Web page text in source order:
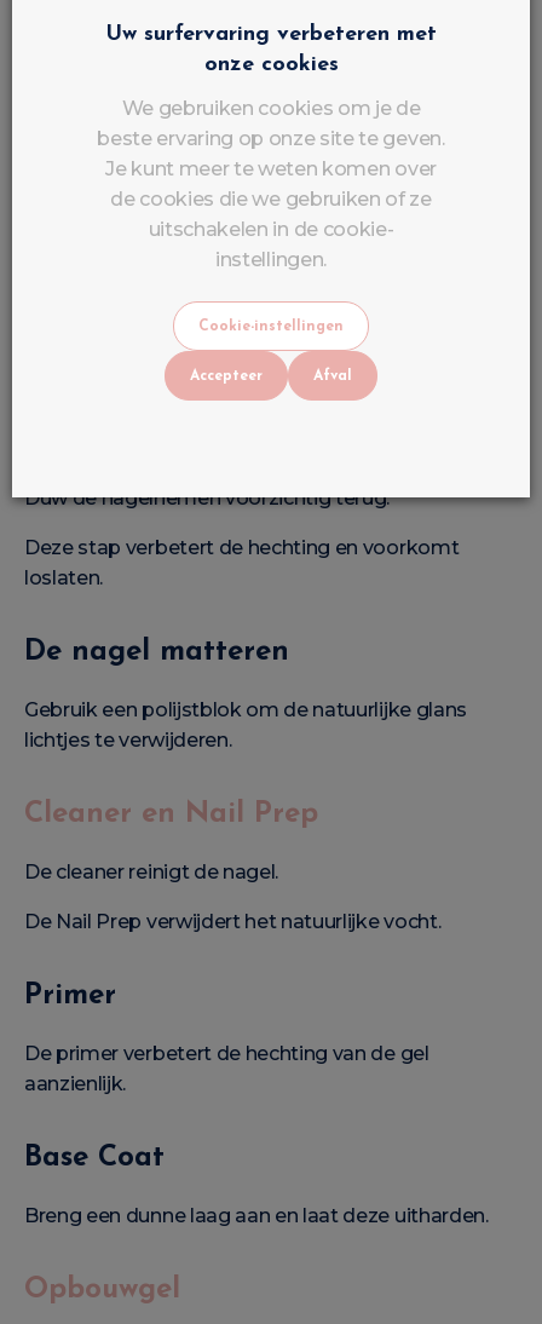
Top Coat
Duw de nagelriemen voorzichtig terug.
Deze stap verbetert de hechting en voorkomt
loslaten.
De nagel matteren
Gebruik een polijstblok om de natuurlijke glans
lichtjes te verwijderen.
Cleaner en Nail Prep
De cleaner reinigt de nagel.
De Nail Prep verwijdert het natuurlijke vocht.
Primer
De primer verbetert de hechting van de gel
aanzienlijk.
Base Coat
Breng een dunne laag aan en laat deze uitharden.
Opbouwgel
Uw surfervaring verbeteren met
onze cookies
We gebruiken cookies om je de
beste ervaring op onze site te geven.
Je kunt meer te weten komen over
de cookies die we gebruiken of ze
uitschakelen in de cookie-
instellingen.
Cookie-instellingen
Accepteer Afval